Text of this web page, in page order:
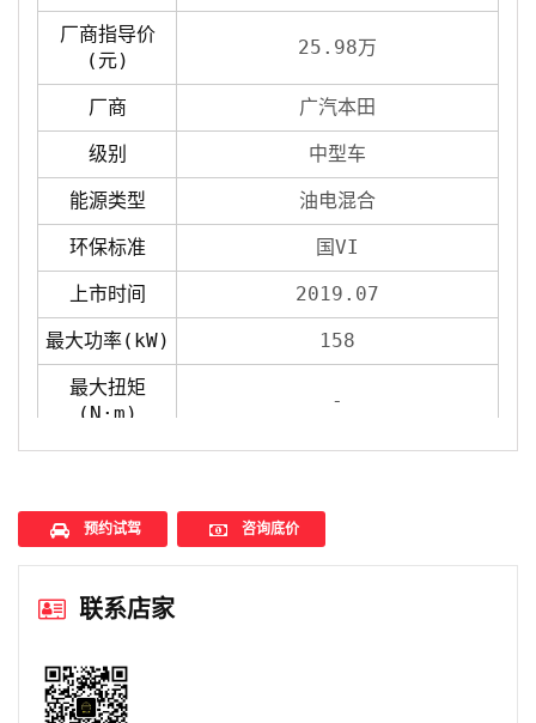
厂商指导价
(元)
25.98万
厂商 广汽本田
级别 中型车
能源类型 油电混合
环保标准 国VI
上市时间 2019.07
最大功率(kW) 158
最大扭矩
(N·m)
-
电动机(Ps) 184
变速箱 E-CVT无级变速
长*宽*高
(mm)
车身结构
预约试驾 咨询底价
联系店家